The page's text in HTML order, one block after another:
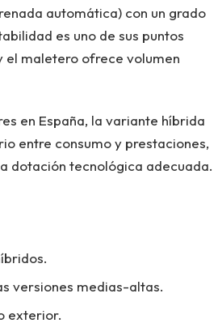
automática) con un grado
es uno de sus puntos
el maletero ofrece volumen
en España, la variante híbrida
entre consumo y prestaciones,
dotación tecnológica adecuada.
versiones medias-altas.
exterior.